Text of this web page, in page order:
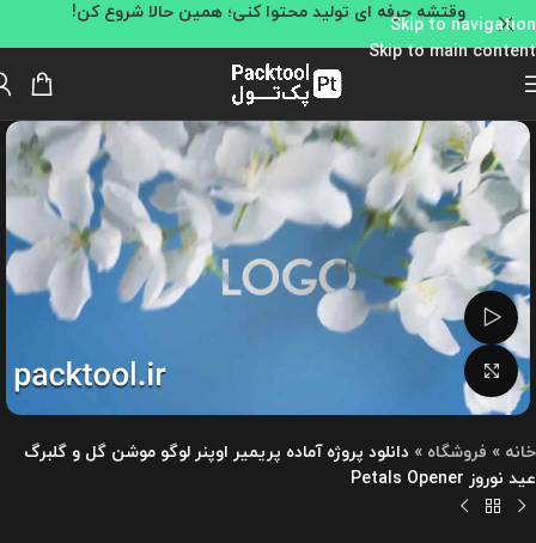
Skip to navigation
Skip to main content
وقتشه حرفه ای تولید محتوا کنی؛ همین حالا شروع کن!
تماشای ویدئو
بزرگنمایی تصویر
خانه » فروشگاه » دانلود پروژه آماده پریمیر اوپنر لوگو موشن گل و گلبرگ
عید نوروز Petals Opener